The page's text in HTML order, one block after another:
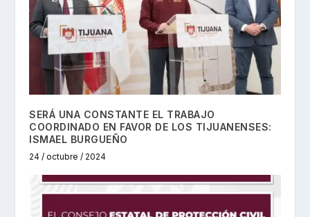
SERÁ UNA CONSTANTE EL TRABAJO
COORDINADO EN FAVOR DE LOS TIJUANENSES:
ISMAEL BURGUEÑO
24 / octubre / 2024